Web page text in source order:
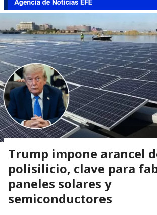
Trump impone arancel
polisilicio, clave para
paneles solares y
semiconductores